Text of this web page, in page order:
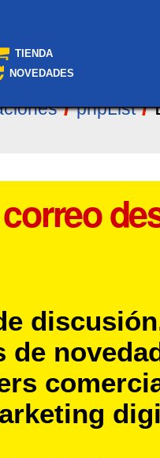
TIENDA
NOVEDADES
/phpList /
de